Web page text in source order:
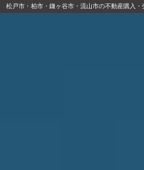
松戸市・柏市・鎌ヶ谷市・流山市の不動産購入